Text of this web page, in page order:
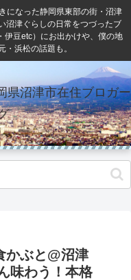
になった静岡県東部の街・沼津
沼津ぐらしの日常をつづったブ
伊豆etc）にお出かけや、僕の地
・浜松の話題も。
県沼津市在住ブロガー
かぶと@沼津
味わう！本格